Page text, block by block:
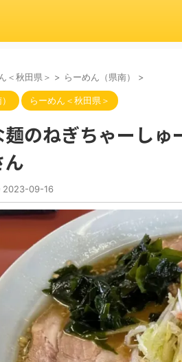
＜秋田県＞ > らーめん（県南） >
らーめん＜秋田県＞
のねぎちゃーし
2023-09-16